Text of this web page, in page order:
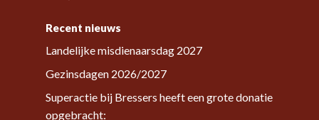
Recent nieuws
Landelijke misdienaarsdag 2027
Gezinsdagen 2026/2027
Superactie bij Bressers heeft een grote donatie
opgebracht: